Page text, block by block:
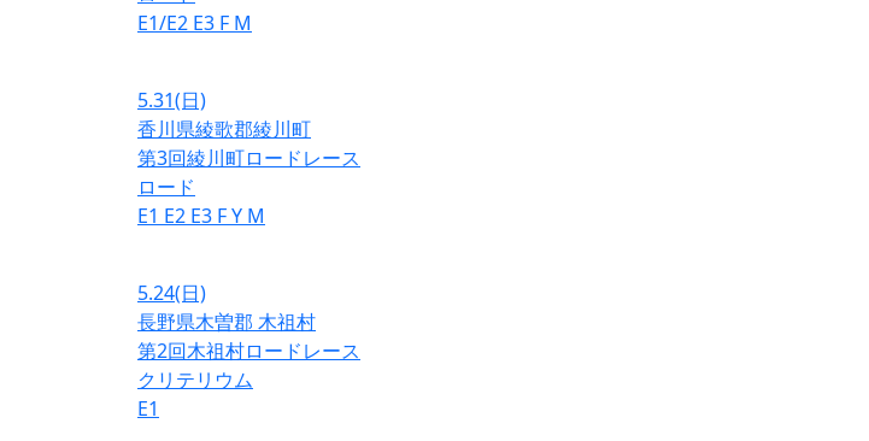
E1/E2 E3 F M
5.31(日)
香川県綾歌郡綾川町
第3回綾川町ロードレース
ロード
E1 E2 E3 FY M
5.24(日)
長野県木曽郡 木祖村
第2回木祖村ロードレース
クリテリウム
E1